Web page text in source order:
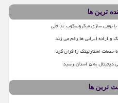
ترین ها
بومی سازی میکروسکوپ تداخلی
و اراده ایرانی ها رقم می زند
استارلینک را گران کرد
۵ استان رسید
ترین ها